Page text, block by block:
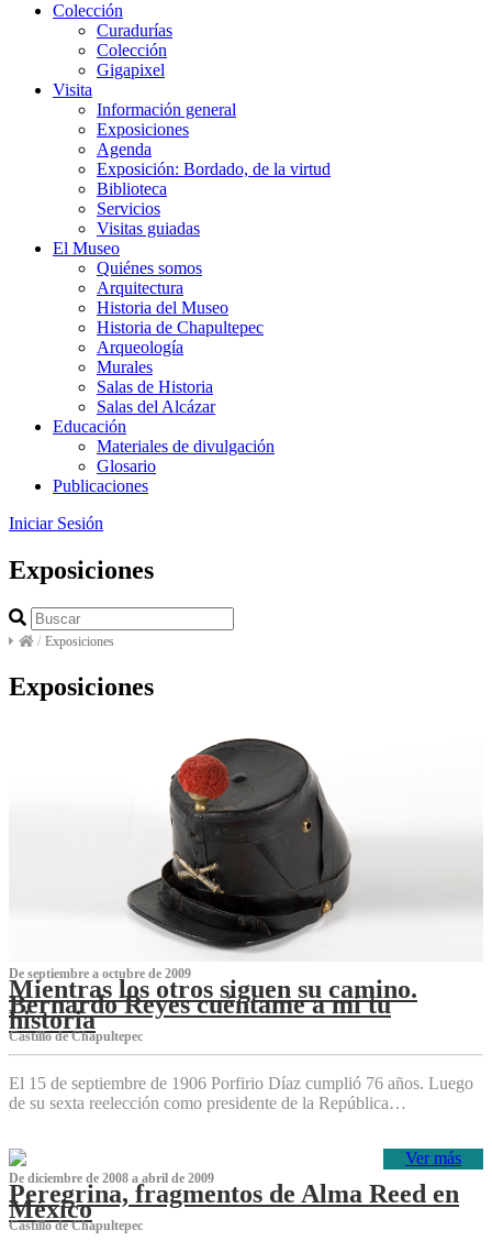
Colección
Curadurías
Colección
Gigapixel
Visita
Información general
Exposiciones
Agenda
Exposición: Bordado, de la virtud
Biblioteca
Servicios
Visitas guiadas
El Museo
Quiénes somos
Arquitectura
Historia del Museo
Historia de Chapultepec
Arqueología
Murales
Salas de Historia
Salas del Alcázar
Educación
Materiales de divulgación
Glosario
Publicaciones
Iniciar Sesión
Exposiciones
/ Exposiciones
Exposiciones
De septiembre a octubre de 2009
Mientras los otros siguen su camino.
Bernardo Reyes cuéntame a mí tu
historia
Castillo de Chapultepec
El 15 de septiembre de 1906 Porfirio Díaz cumplió 76 años. Luego
de su sexta reelección como presidente de la República…
Ver más
De diciembre de 2008 a abril de 2009
Peregrina, fragmentos de Alma Reed en
México
Castillo de Chapultepec